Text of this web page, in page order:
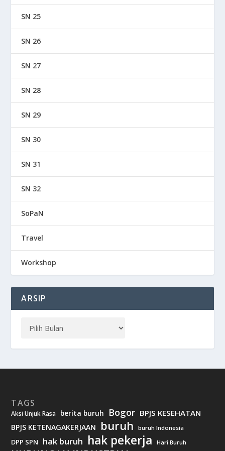
SN 25
SN 26
SN 27
SN 28
SN 29
SN 30
SN 31
SN 32
SoPaN
Travel
Workshop
ARSIP
TAGS
Aksi Unjuk Rasa berita buruh Bogor BPJS KESEHATAN
BPJS KETENAGAKERJAAN buruh buruh Indonesia
DPP SPN hak buruh hak pekerja Hari Buruh